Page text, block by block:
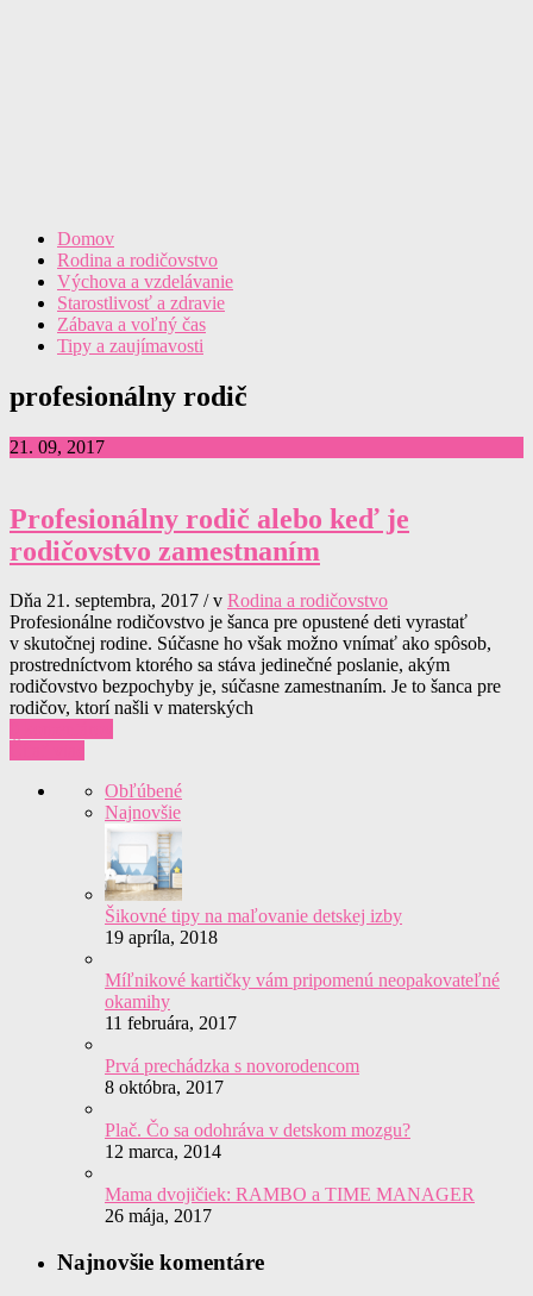
Domov
Rodina a rodičovstvo
Výchova a vzdelávanie
Starostlivosť a zdravie
Zábava a voľný čas
Tipy a zaujímavosti
profesionálny rodič
21. 09, 2017
Profesionálny rodič alebo keď je
rodičovstvo zamestnaním
Dňa 21. septembra, 2017 / v Rodina a rodičovstvo
Profesionálne rodičovstvo je šanca pre opustené deti vyrastať
v skutočnej rodine. Súčasne ho však možno vnímať ako spôsob,
prostredníctvom ktorého sa stáva jedinečné poslanie, akým
rodičovstvo bezpochyby je, súčasne zamestnaním. Je to šanca pre
rodičov, ktorí našli v materských
Obľúbené
Najnovšie
Šikovné tipy na maľovanie detskej izby
19 apríla, 2018
Míľnikové kartičky vám pripomenú neopakovateľné
okamihy
11 februára, 2017
Prvá prechádzka s novorodencom
8 októbra, 2017
Plač. Čo sa odohráva v detskom mozgu?
12 marca, 2014
Mama dvojičiek: RAMBO a TIME MANAGER
26 mája, 2017
Najnovšie komentáre